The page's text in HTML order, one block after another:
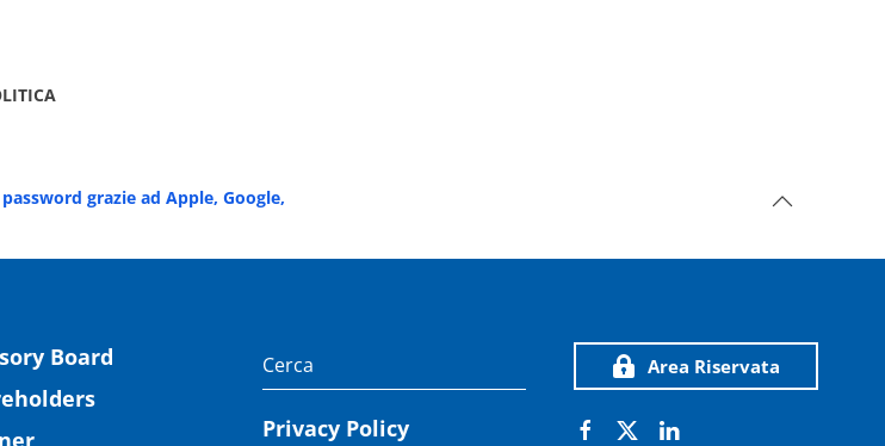
grazie ad Apple, Google,
Board
Privacy Policy
Area Riservata